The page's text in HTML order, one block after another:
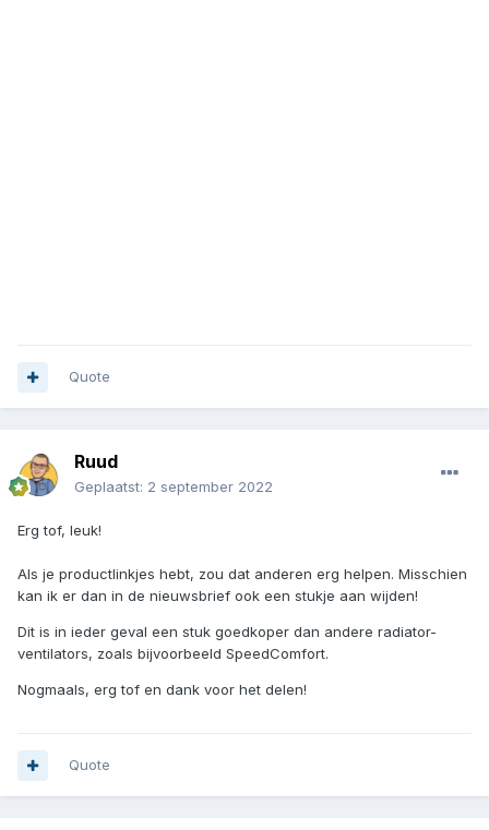
Quote
Ruud
Geplaatst: 2 september 2022
Erg tof, leuk!
Als je productlinkjes hebt, zou dat anderen erg helpen. Misschien
kan ik er dan in de nieuwsbrief ook een stukje aan wijden!
Dit is in ieder geval een stuk goedkoper dan andere radiator-
ventilators, zoals bijvoorbeeld SpeedComfort.
Nogmaals, erg tof en dank voor het delen!
Quote